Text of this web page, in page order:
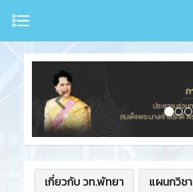
เกี่ยวกับ วท.พัทยา แผนกวิชา